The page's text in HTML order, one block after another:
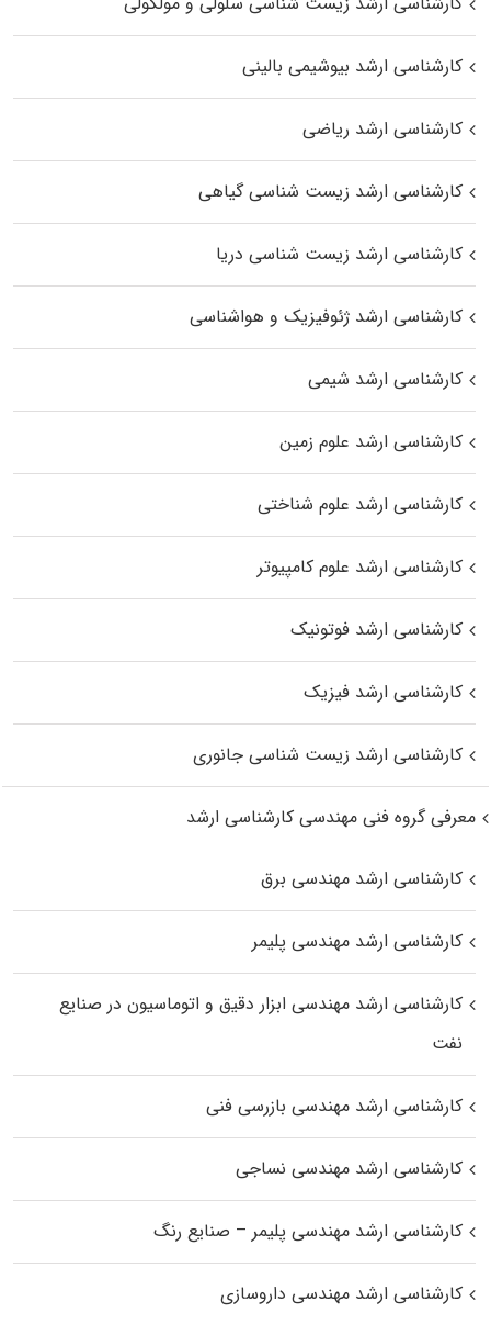
کارشناسی ارشد بیوشیمی بالینی
کارشناسی ارشد ریاضی
کارشناسی ارشد زیست‌ شناسی گیاهی
کارشناسی ارشد زیست‌ شناسی دریا
کارشناسی ارشد ژئوفیزیک و هواشناسی
کارشناسی ارشد شیمی
کارشناسی ارشد علوم زمین
کارشناسی ارشد علوم شناختی
کارشناسی ارشد علوم کامپیوتر
کارشناسی ارشد فوتونیک
کارشناسی ارشد فیزیک
کارشناسی ارشد زیست‌ شناسی جانوری
معرفی گروه فنی مهندسی کارشناسی ارشد
کارشناسی ارشد مهندسی برق
کارشناسی ارشد مهندسی پلیمر
کارشناسی ارشد مهندسی ابزار دقیق و اتوماسیون در صنایع
نفت
کارشناسی ارشد مهندسی بازرسی فنی
کارشناسی ارشد مهندسی نساجی
کارشناسی ارشد مهندسی پلیمر – صنایع رنگ
کارشناسی ارشد مهندسی داروسازی